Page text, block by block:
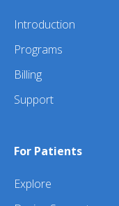
Introduction
Programs
Billing
Support
For Patients
Explore